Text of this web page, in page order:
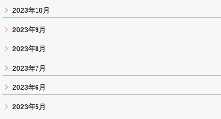
2023年10月
2023年9月
2023年8月
2023年7月
2023年6月
2023年5月